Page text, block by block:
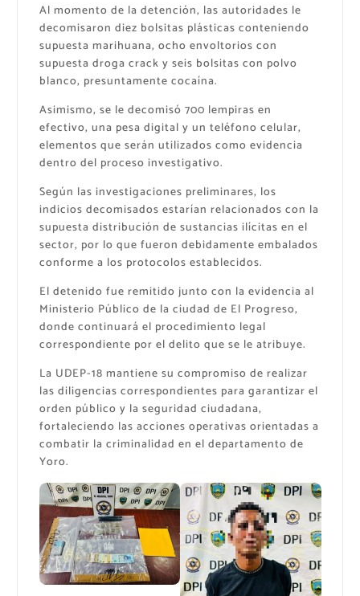
Al momento de la detención, las autoridades le
decomisaron diez bolsitas plásticas conteniendo
supuesta marihuana, ocho envoltorios con
supuesta droga crack y seis bolsitas con polvo
blanco, presuntamente cocaína.
Asimismo, se le decomisó 700 lempiras en
efectivo, una pesa digital y un teléfono celular,
elementos que serán utilizados como evidencia
dentro del proceso investigativo.
Según las investigaciones preliminares, los
indicios decomisados estarían relacionados con la
supuesta distribución de sustancias ilícitas en el
sector, por lo que fueron debidamente embalados
conforme a los protocolos establecidos.
El detenido fue remitido junto con la evidencia al
Ministerio Público de la ciudad de El Progreso,
donde continuará el procedimiento legal
correspondiente por el delito que se le atribuye.
La UDEP-18 mantiene su compromiso de realizar
las diligencias correspondientes para garantizar el
orden público y la seguridad ciudadana,
fortaleciendo las acciones operativas orientadas a
combatir la criminalidad en el departamento de
Yoro.